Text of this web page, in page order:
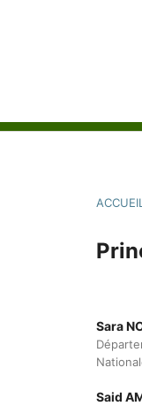
ACCUEIL
Sara
Said